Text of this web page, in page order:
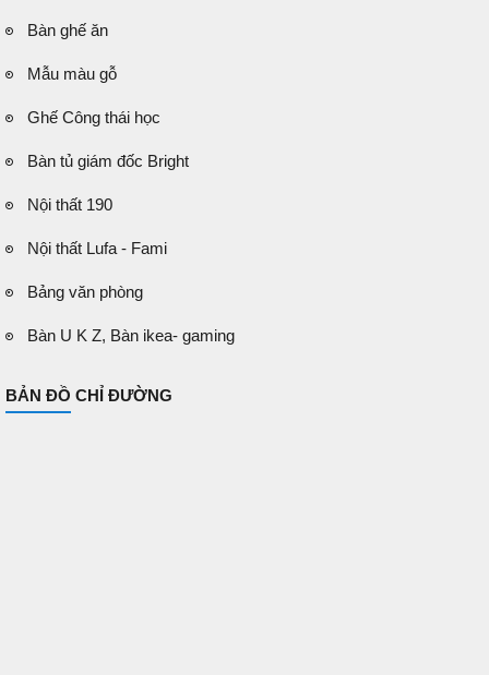
Bàn ghế ăn
Mẫu màu gỗ
Ghế Công thái học
Bàn tủ giám đốc Bright
Nội thất 190
Nội thất Lufa - Fami
Bảng văn phòng
Bàn U K Z, Bàn ikea- gaming
BẢN ĐỒ CHỈ ĐƯỜNG